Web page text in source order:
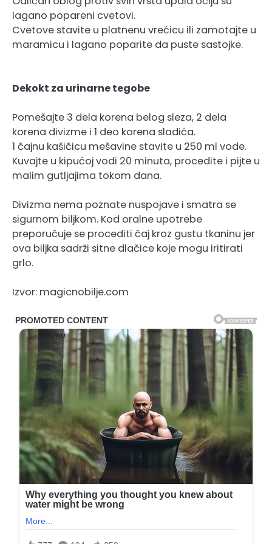
lagano popareni cvetovi.
Cvetove stavite u platnenu vrećicu ili zamotajte u
maramicu i lagano poparite da puste sastojke.
Dekokt za urinarne tegobe
Pomešajte 3 dela korena belog sleza, 2 dela
korena divizme i 1 deo korena sladića.
1 čajnu kašičicu mešavine stavite u 250 ml vode.
Kuvajte u kipućoj vodi 20 minuta, procedite i pijte u
malim gutljajima tokom dana.
Divizma nema poznate nuspojave i smatra se
sigurnom biljkom. Kod oralne upotrebe
preporučuje se procediti čaj kroz gustu tkaninu jer
ova biljka sadrži sitne dlačice koje mogu iritirati
grlo.
Izvor: magicnobilje.com